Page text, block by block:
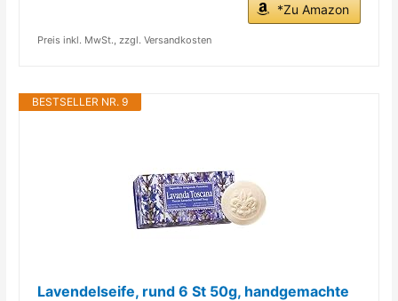
*Zu Amazon
Preis inkl. MwSt., zzgl. Versandkosten
BESTSELLER NR. 9
Lavendelseife, rund 6 St 50g, handgemachte